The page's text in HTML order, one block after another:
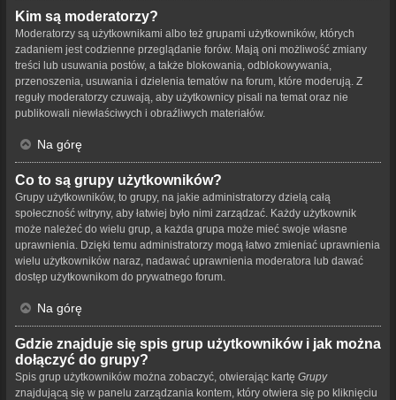
Kim są moderatorzy?
Moderatorzy są użytkownikami albo też grupami użytkowników, których
zadaniem jest codzienne przeglądanie forów. Mają oni możliwość zmiany
treści lub usuwania postów, a także blokowania, odblokowywania,
przenoszenia, usuwania i dzielenia tematów na forum, które moderują. Z
reguły moderatorzy czuwają, aby użytkownicy pisali na temat oraz nie
publikowali niewłaściwych i obraźliwych materiałów.
Na górę
Co to są grupy użytkowników?
Grupy użytkowników, to grupy, na jakie administratorzy dzielą całą
społeczność witryny, aby łatwiej było nimi zarządzać. Każdy użytkownik
może należeć do wielu grup, a każda grupa może mieć swoje własne
uprawnienia. Dzięki temu administratorzy mogą łatwo zmieniać uprawnienia
wielu użytkowników naraz, nadawać uprawnienia moderatora lub dawać
dostęp użytkownikom do prywatnego forum.
Na górę
Gdzie znajduje się spis grup użytkowników i jak można
dołączyć do grupy?
Spis grup użytkowników można zobaczyć, otwierając kartę Grupy
znajdującą się w panelu zarządzania kontem, który otwiera się po kliknięciu